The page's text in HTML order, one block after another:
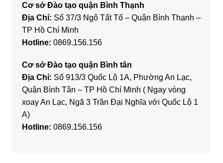
Cơ sở Đào tạo quận Bình Thạnh
Địa Chỉ: Số 37/3 Ngô Tất Tố – Quận Bình Thạnh –
TP Hồ Chí Minh
Hotline: 0869.156.156
Cơ sở Đào tạo quận Bình tân
Địa Chỉ: Số 913/3 Quốc Lộ 1A, Phường An Lạc,
Quận Bình Tân – TP Hồ Chí Minh ( Ngay vòng
xoay An Lạc, Ngã 3 Trần Đại Nghĩa với Quốc Lộ 1
A)
Hotline: 0869.156.156